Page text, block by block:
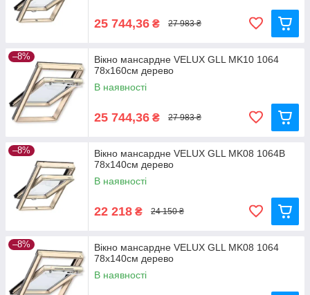
25 744,36 ₴ 27 983 ₴
–8%
Вікно мансардне VELUX GLL MK10 1064
78x160см дерево
В наявності
25 744,36 ₴ 27 983 ₴
–8%
Вікно мансардне VELUX GLL MK08 1064B
78x140см дерево
В наявності
22 218 ₴ 24 150 ₴
–8%
Вікно мансардне VELUX GLL MK08 1064
78x140см дерево
В наявності